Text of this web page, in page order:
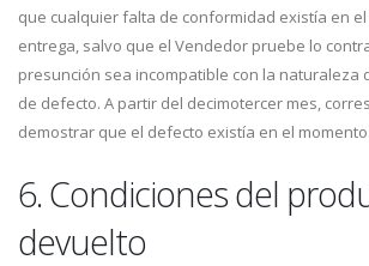
que cualquier falta de conformidad existía en
entrega, salvo que el Vendedor pruebe lo
presunción sea incompatible con la naturaleza
de defecto. A partir del decimotercer mes,
demostrar que el defecto existía en el
6. Condiciones del
devuelto